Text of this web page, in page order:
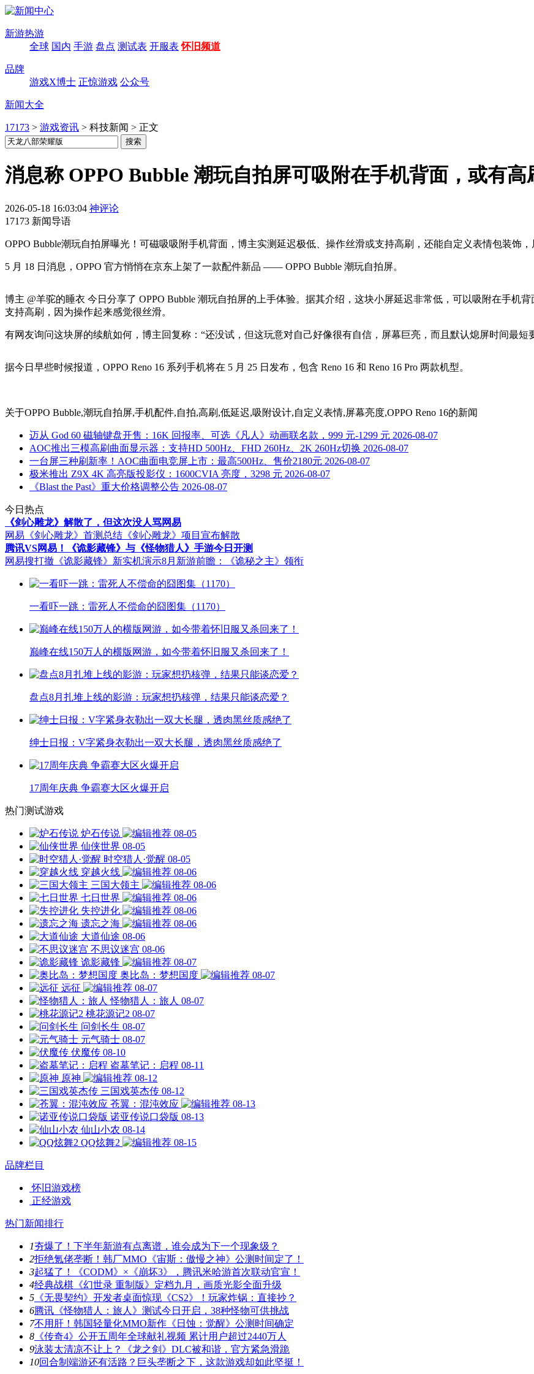
新游热游
全球 国内 手游 盘点 测试表 开服表 怀旧频道
品牌
游戏X博士 正惊游戏 公众号
新闻大全
17173 > 游戏资讯 > 科技新闻 > 正文
消息称 OPPO Bubble 潮玩自拍屏可吸附在手机背面，或有高
2026-05-18 16:03:04 神评论
17173 新闻导语
OPPO Bubble潮玩自拍屏曝光！可磁吸吸附手机背面，博主实测延迟极低、操作丝滑或支持高刷，还能自定义表情包装饰，
5 月 18 日消息，OPPO 官方悄悄在京东上架了一款配件新品 —— OPPO Bubble 潮玩自拍屏。
博主 @羊驼的睡衣 今日分享了 OPPO Bubble 潮玩自拍屏的上手体验。据其介绍，这块小屏延迟非常低，可以吸附在手机
支持高刷，因为操作起来感觉很丝滑。
有网友询问这块屏的续航如何，博主回复称：“还没试，但这玩意对自己好像很有自信，屏幕巨亮，而且默认熄屏时间最短
据今日早些时候报道，OPPO Reno 16 系列手机将在 5 月 25 日发布，包含 Reno 16 和 Reno 16 Pro 两款机型。
关于OPPO Bubble,潮玩自拍屏,手机配件,自拍,高刷,低延迟,吸附设计,自定义表情,屏幕亮度,OPPO Reno 16的新闻
迈从 God 60 磁轴键盘开售：16K 回报率、可选《凡人》动画联名款，999 元-1299 元 2026-08-07
AOC推出三模高刷曲面显示器：支持HD 500Hz、FHD 260Hz、2K 260Hz切换 2026-08-07
一台屏三种刷新率！AOC曲面电竞屏上市：最高500Hz、售价2180元 2026-08-07
极米推出 Z9X 4K 高亮版投影仪：1600CVIA 亮度，3298 元 2026-08-07
《Blast the Past》重大价格调整公告 2026-08-07
今日热点
《剑心雕龙》解散了，但这次没人骂网易
网易《剑心雕龙》首测总结 《剑心雕龙》项目宣布解散
腾讯VS网易！《诡影藏锋》与《怪物猎人》手游今日开测
网易搜打撤《诡影藏锋》新实机演示8月新游前瞻：《诡秘之主》领衔
一看吓一跳：雷死人不偿命的囧图集（1170）
巅峰在线150万人的横版网游，如今带着怀旧服又杀回来了！
盘点8月扎堆上线的影游：玩家想扔核弹，结果只能谈恋爱？
绅士日报：V字紧身衣勒出一双大长腿，透肉黑丝质感绝了
17周年庆典 争霸赛大区火爆开启
热门测试游戏
炉石传说
08-05
仙侠世界 08-05
时空猎人·觉醒 08-05
穿越火线
08-06
三国大领主
08-06
七日世界
08-06
失控进化
08-06
遗忘之海
08-06
大道仙途 08-06
不思议迷宫 08-06
诡影藏锋
08-07
奥比岛：梦想国度
08-07
远征
08-07
怪物猎人：旅人 08-07
桃花源记2 08-07
问剑长生 08-07
元气骑士 08-07
伏魔传 08-10
盗墓笔记：启程 08-11
原神
08-12
三国戏英杰传 08-12
苍翼：混沌效应
08-13
诺亚传说口袋版 08-13
仙山小农 08-14
QQ炫舞2
08-15
品牌栏目
怀旧游戏榜
正经游戏
热门新闻排行
1夯爆了！下半年新游有点离谱，谁会成为下一个现象级？
2拒绝氪佬垄断！韩厂MMO《宙斯：傲慢之神》公测时间定了！
3起猛了！《CODM》×《崩坏3》，腾讯米哈游首次联动官宣！
4经典战棋《幻世录 重制版》定档九月，画质光影全面升级
5 《无畏契约》开发者桌面惊现《CS2》！玩家炸锅：直接抄？
6腾讯《怪物猎人：旅人》测试今日开启，38种怪物可供挑战
7不用肝！韩国轻量化MMO新作《日蚀：觉醒》公测时间确定
8 《传奇4》公开五周年全球献礼视频 累计用户超过2440万人
9泳装太清凉不让上？《龙之剑》DLC被和谐，官方紧急滑跪
10回合制端游还有活路？巨头垄断之下，这款游戏却如此坚挺！